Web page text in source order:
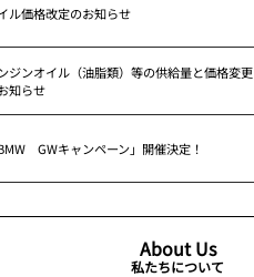
ル価格改定のお知らせ
ジンオイル（油脂類）等の供給量と価格変更
知らせ
BMW GWキャンペーン」開催決定！
About Us
私たちについて